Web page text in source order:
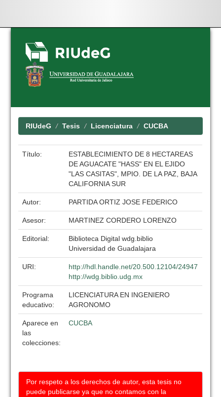
Skip
navigation
RIUdeG Tesis Licenciatura CUCBA
Título:
ESTABLECIMIENTO DE 8 HECTAREAS
DE AGUACATE "HASS" EN EL EJIDO
"LAS CASITAS", MPIO. DE LA PAZ, BAJA
CALIFORNIA SUR
Autor: PARTIDA ORTIZ JOSE FEDERICO
Asesor: MARTINEZ CORDERO LORENZO
Editorial:
Biblioteca Digital wdg.biblio
Universidad de Guadalajara
URI:
http://hdl.handle.net/20.500.12104/24947
http://wdg.biblio.udg.mx
Programa
educativo:
LICENCIATURA EN INGENIERO
AGRONOMO
Aparece en
las
colecciones:
CUCBA
Por respeto a los derechos de autor, esta tesis no
puede publicarse ya que no contamos con la